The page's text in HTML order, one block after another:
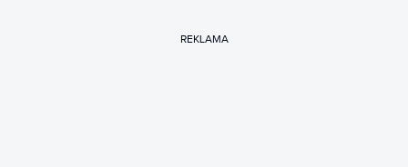
REKLAMA